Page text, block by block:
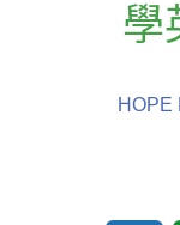
學
HOPE